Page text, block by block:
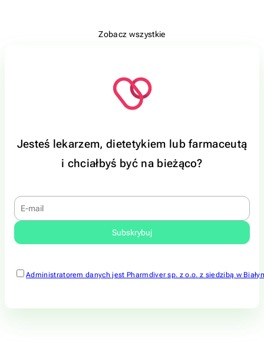
Zobacz wszystkie
Jesteś lekarzem, dietetykiem lub farmaceutą
i chciałbyś być na bieżąco?
Administratorem danych jest Pharmdiver sp. z o.o. z siedzibą w